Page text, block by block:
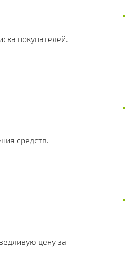
покупателей.
средств.
цену за